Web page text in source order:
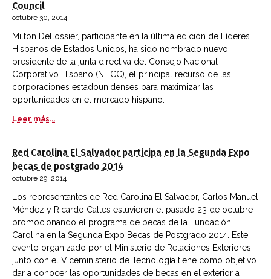
Council
octubre 30, 2014
Milton Dellossier, participante en la última edición de Líderes
Hispanos de Estados Unidos, ha sido nombrado nuevo
presidente de la junta directiva del Consejo Nacional
Corporativo Hispano (NHCC), el principal recurso de las
corporaciones estadounidenses para maximizar las
oportunidades en el mercado hispano.
Leer más...
Red Carolina El Salvador participa en la Segunda Expo
becas de postgrado 2014
octubre 29, 2014
Los representantes de Red Carolina El Salvador, Carlos Manuel
Méndez y Ricardo Calles estuvieron el pasado 23 de octubre
promocionando el programa de becas de la Fundación
Carolina en la Segunda Expo Becas de Postgrado 2014. Este
evento organizado por el Ministerio de Relaciones Exteriores,
junto con el Viceministerio de Tecnología tiene como objetivo
dar a conocer las oportunidades de becas en el exterior a